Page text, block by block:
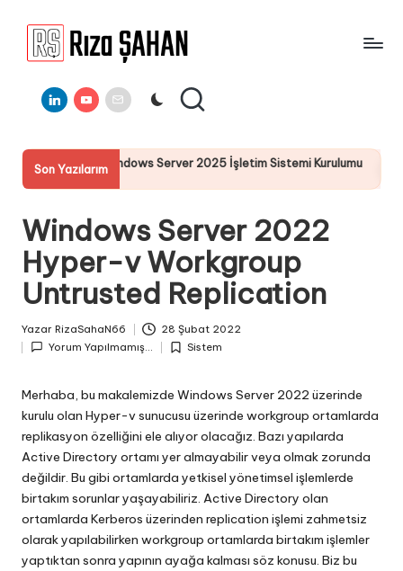
a
Ş
A
H
A
N
Bilgi
Paylaşım
LinkedinYoutube
E-
Mail
Son Yazılarım
2025 İşletim Sistemi Kurulumu Server 2025 Remote
Windows Server 2022
Hyper-v Workgroup
Untrusted Replication
by
Yazar RizaSahaN66
28 Şubat 2022
Yorum Yapılmamış...
Posted
Sistem
Merhaba, bu makalemizde Windows Server 2022 üzerinde
kurulu olan Hyper-v sunucusu üzerinde workgroup ortamlarda
replikasyon özelliğini ele alıyor olacağız. Bazı yapılarda
Active Directory ortamı yer almayabilir veya olmak zorunda
değildir. Bu gibi ortamlarda yetkisel yönetimsel işlemlerde
birtakım sorunlar yaşayabiliriz. Active Directory olan
ortamlarda Kerberos üzerinden replication işlemi zahmetsiz
olarak yapılabilirken workgroup ortamlarda birtakım işlemler
yaptıktan sonra yapının ayağa kalması söz konusu. Biz bu